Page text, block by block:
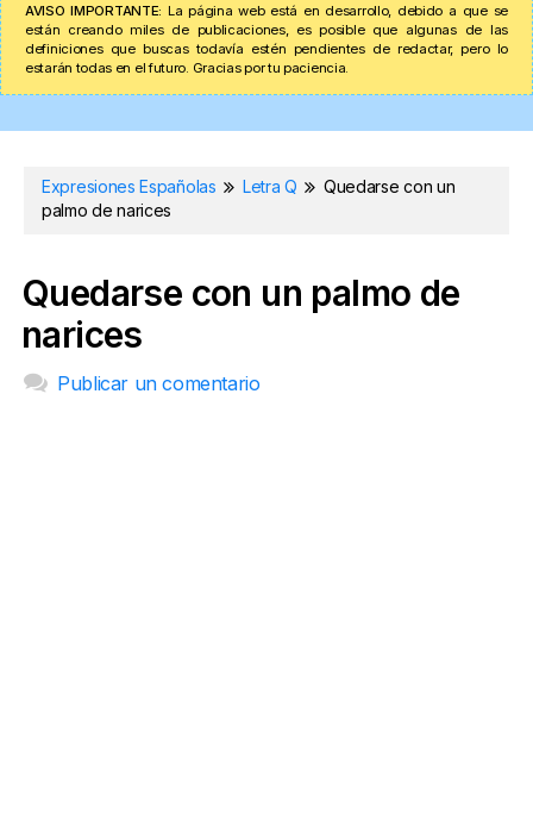
AVISO IMPORTANTE: La página web está en desarrollo, debido a que se
están creando miles de publicaciones, es posible que algunas de las
definiciones que buscas todavía estén pendientes de redactar, pero lo
estarán todas en el futuro. Gracias por tu paciencia.
Expresiones Españolas Letra Q
Quedarse con un
palmo de narices
Quedarse con un palmo de
narices
Publicar un comentario